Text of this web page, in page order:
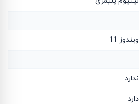
ویندوز 11
ندارد
دارد